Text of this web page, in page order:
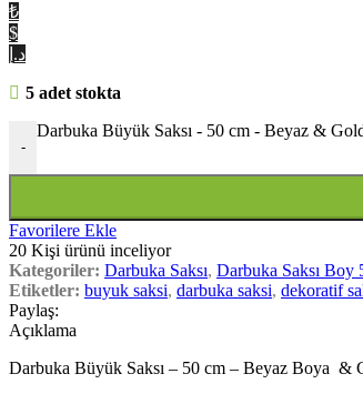
₺
$
د.إ
5 adet stokta
-
Darbuka Büyük Saksı - 50 cm - Beyaz &
Favorilere Ekle
20 Kişi ürünü inceliyor
Kategoriler: Darbuka Saksı, Darbuka Saksı Boy
Etiketler: buyuk saksi, darbuka saksi, dekoratif
Paylaş:
Açıklama
Darbuka Büyük Saksı – 50 cm – Beyaz Boya &